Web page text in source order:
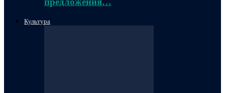
Культура